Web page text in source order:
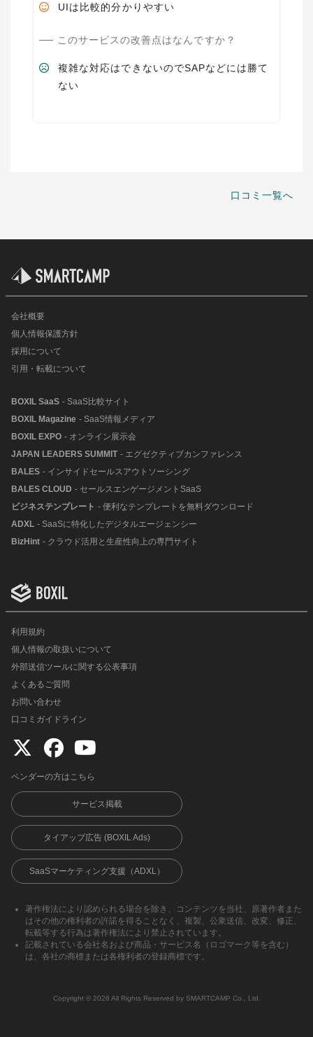
UIは比較的分かりやすい
このサービスの改善点はなんですか？
複雑な対応はできないのでSAPなどには勝て
ない
口コミ一覧へ
会社概要
個人情報保護方針
採用について
引用・転載について
BOXIL SaaS - SaaS比較サイト
BOXIL Magazine - SaaS情報メディア
BOXIL EXPO - オンライン展示会
JAPAN LEADERS SUMMIT - エグゼクティブカンファレンス
BALES - インサイドセールスアウトソーシング
BALES CLOUD - セールスエンゲージメントSaaS
ビジネステンプレート - 便利なテンプレートを無料ダウンロード
ADXL - SaaSに特化したデジタルエージェンシー
BizHint - クラウド活用と生産性向上の専門サイト
利用規約
個人情報の取扱いについて
外部送信ツールに関する公表事項
よくあるご質問
お問い合わせ
口コミガイドライン
ベンダーの方はこちら
サービス掲載
タイアップ広告 (BOXIL Ads)
SaaSマーケティング支援（ADXL）
著作権法により認められる場合を除き、コンテンツを当社、原著作者また
はその他の権利者の許諾を得ることなく、複製、公衆送信、改変、修正、
転載等する行為は著作権法により禁止されています。
記載されている会社名および商品・サービス名（ロゴマーク等を含む）
は、各社の商標または各権利者の登録商標です。
Copyright ©︎ 2026 All Rights Reserved by SMARTCAMP Co., Ltd.